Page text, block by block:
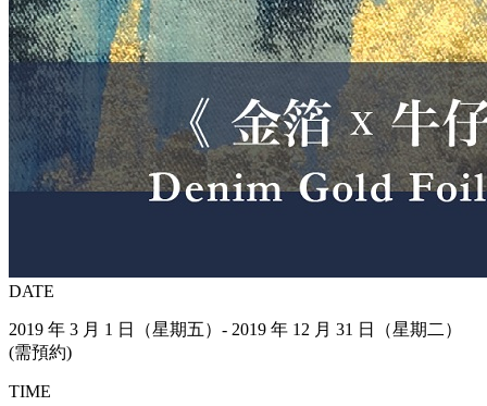
DATE
2019 年 3 月 1 日（星期五）- 2019 年 12 月 31 日（星期二）
(需預約)
TIME